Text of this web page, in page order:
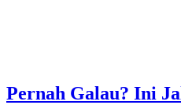
Pernah Galau? Ini